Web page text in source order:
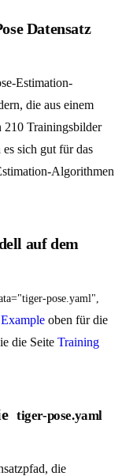
Datensatz
Estimation-
die aus einem
210 Trainingsbilder
sich gut für das
Algorithmen
auf dem
pose.yaml",
oben für die
die Seite Training
tiger-pose.yaml
die